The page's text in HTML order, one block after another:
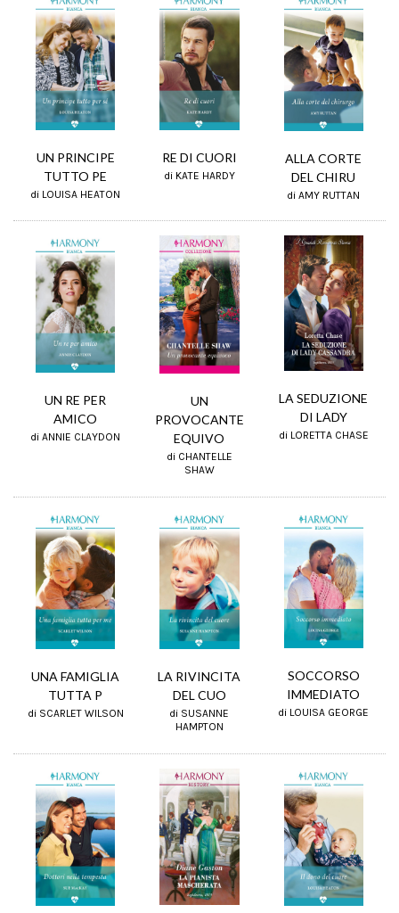
UN PRINCIPE
TUTTO PE
di LOUISA HEATON
RE DI CUORI
di KATE HARDY
ALLA CORTE
DEL CHIRU
di AMY RUTTAN
UN RE PER
AMICO
di ANNIE CLAYDON
UN
PROVOCANTE
EQUIVO
di CHANTELLE
SHAW
LA SEDUZIONE
DI LADY
di LORETTA CHASE
UNA FAMIGLIA
TUTTA P
di SCARLET WILSON
LA RIVINCITA
DEL CUO
di SUSANNE
HAMPTON
SOCCORSO
IMMEDIATO
di LOUISA GEORGE